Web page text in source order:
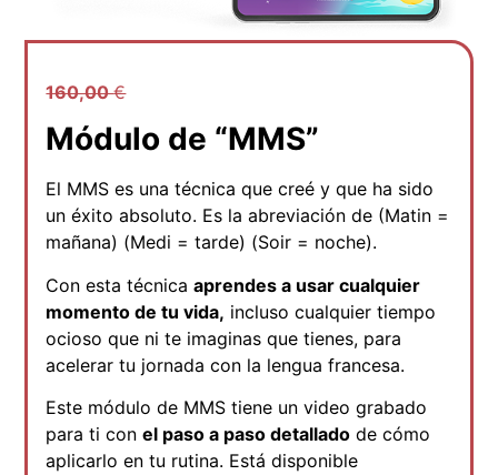
160,00€
Módulo de “MMS”
El MMS es una técnica que creé y que ha sido
un éxito absoluto. Es la abreviación de (Matin =
mañana) (Medi = tarde) (Soir = noche).
Con esta técnicaaprendes a usar cualquier
momento de tu vida, incluso cualquier tiempo
ocioso que ni te imaginas que tienes, para
acelerar tu jornada con la lengua francesa.
Este módulo de MMS tiene un video grabado
para ti conel paso a paso detallado de cómo
aplicarlo en tu rutina. Está disponible